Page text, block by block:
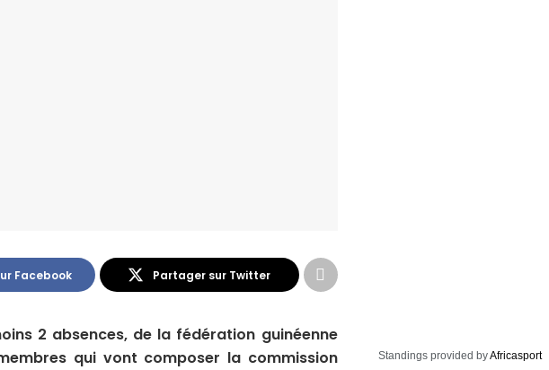
Facebook Partager sur Twitter
2 absences, de la fédération guinéenne
qui vont composer la commission
Standings provided byAfricasport